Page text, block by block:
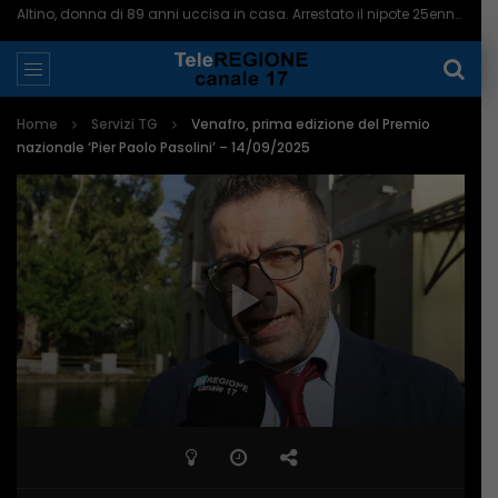
Altino, donna di 89 anni uccisa in casa. Arrestato il nipote 25enne – 06/08/2026
Home Servizi TG
Venafro, prima edizione del Premio
nazionale ‘Pier Paolo Pasolini’ – 14/09/2025